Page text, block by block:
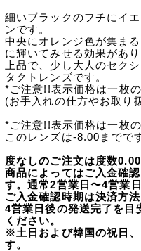
細いブラックのフチにイ
ンです。
中央にオレンジ色が集ま
に輝いてみせる効果があり
上品で、少し大人のセク
タクトレンズです。
*ご注意!!表示価格は一枚の
(お手入れの仕方やお取り
*ご注意!!表示価格は一枚の
このレンズは-8.00までで
度なしのご注文は度数
商品によってはご入金確
す。通常2営業日〜4営業
ご入金確認時期は決済方
4営業日後の発送完了を目
ください。
※土日および韓国の祝日
す。